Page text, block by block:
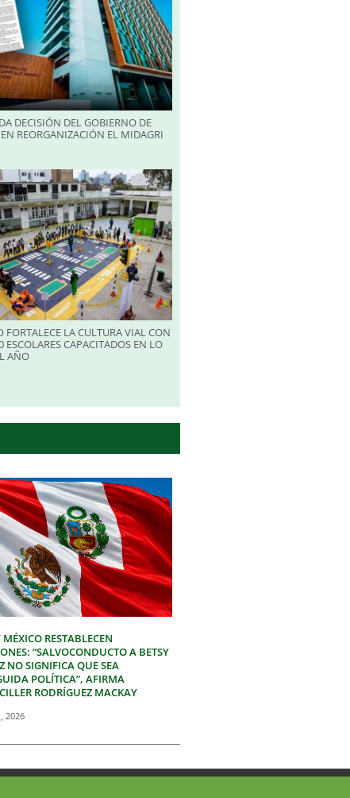
DECISIÓN DEL GOBIERNO DE
REORGANIZACIÓN EL MIDAGRI
FORTALECE LA CULTURA VIAL CON
ESCOLARES CAPACITADOS EN LO
AÑO
MÉXICO RESTABLECEN
“SALVOCONDUCTO A BETSY
NO SIGNIFICA QUE SEA
POLÍTICA”, AFIRMA
RODRÍGUEZ MACKAY
2026